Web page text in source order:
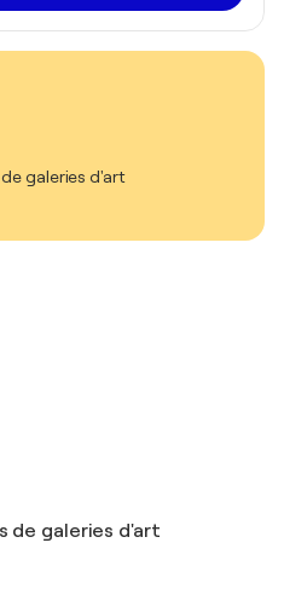
galeries d'art
de galeries d'art